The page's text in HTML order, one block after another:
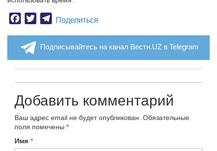
Facebook
TwitterTelegram
Поделиться
Подписывайтесь на канал Вести.UZ в Telegram
Добавить комментарий
Ваш адрес email не будет опубликован. Обязательные
поля помечены *
Имя *